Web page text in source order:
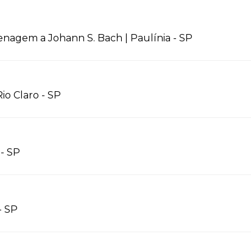
a Johann S. Bach | Paulínia - SP
Claro - SP
SP
SP